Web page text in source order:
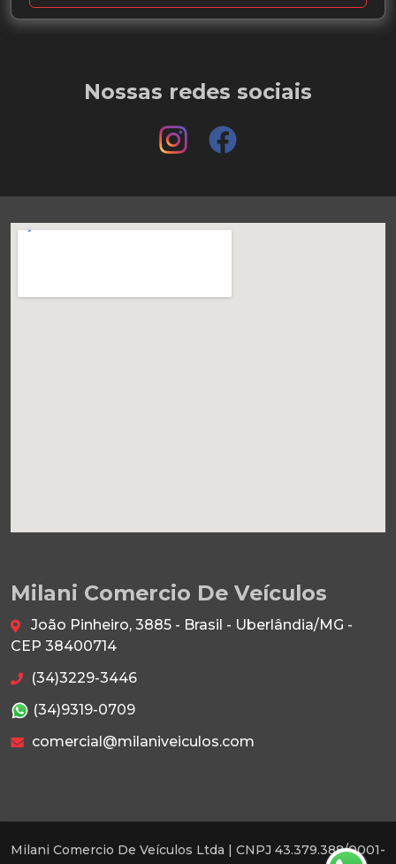
Nossas redes sociais
Milani Comercio De Veículos
João Pinheiro, 3885 - Brasil - Uberlândia/MG -
CEP 38400714
(34)3229-3446
(34)9319-0709
comercial@milaniveiculos.com
Milani Comercio De Veículos Ltda | CNPJ 43.379.388/0001-